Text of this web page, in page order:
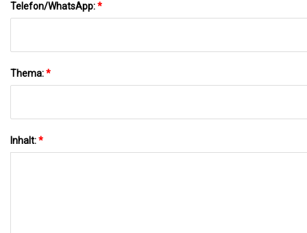
Telefon/WhatsApp:*
Thema:*
Inhalt:*